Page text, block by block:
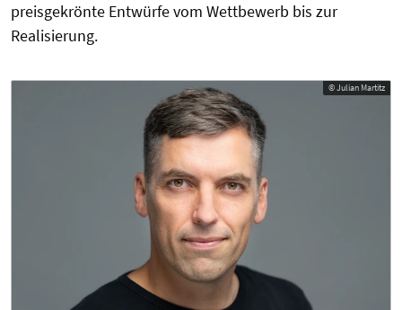
preisgekrönte Entwürfe vom Wettbewerb bis zur
Realisierung.
© Julian Martitz